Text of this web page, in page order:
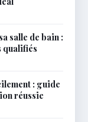
salle de bain :
qualifiés
: guide
réussie